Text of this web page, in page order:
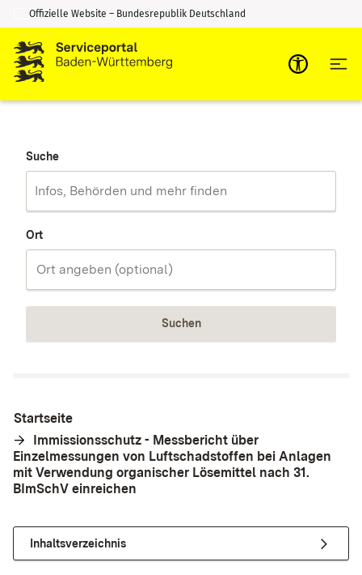
Zum Inhalt springen
Zur Suche springen
Offizielle Website – Bundesrepublik Deutschland
Suche
Ort
Suchen
Startseite
Immissionsschutz - Messbericht über
Einzelmessungen von Luftschadstoffen bei Anlagen
mit Verwendung organischer Lösemittel nach 31.
BImSchV einreichen
Inhaltsverzeichnis